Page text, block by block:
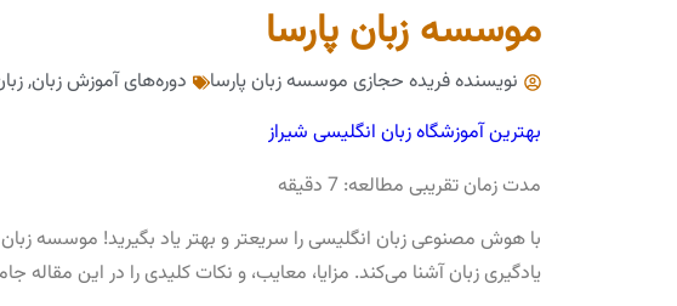
موسسه زبان پارسا
نویسنده فریده حجازی موسسه زبان پارسا دوره‌های آموزش زبان,
بهترین آموزشگاه زبان انگلیسی شیراز
مدت زمان تقریبی مطالعه: 7 دقیقه
یادگیری زبان آشنا می‌کند. مزایا، معایب، و نکات کلیدی را در این مقاله